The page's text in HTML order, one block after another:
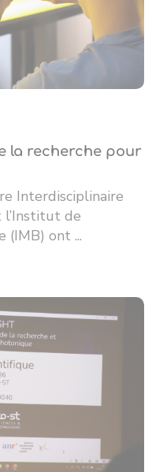
la recherche pour
Interdisciplinaire
l’Institut de
(IMB) ont ...